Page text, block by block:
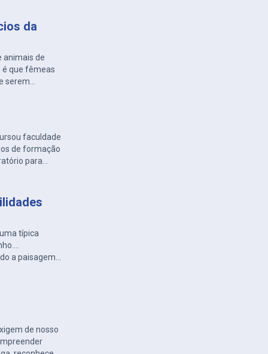
da
animais de
é que fêmeas
serem
animal triste e
[…]
faculdade
de formação
para
de todo o
típica
a paisagem,
Estão falando
[…]
de nosso